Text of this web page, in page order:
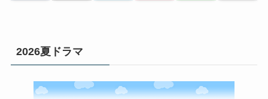
2026夏ドラマ